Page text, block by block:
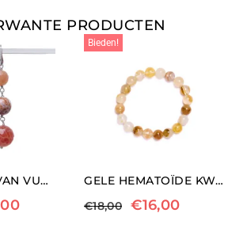
PRODUCTEN
OORBELLEN VAN VUURAGAAT EN MAANSTEEN
Bieden!
GELE HEMATOÏDE KWARTS ELASTISCHE ARMBAND
€18,00 €16,00